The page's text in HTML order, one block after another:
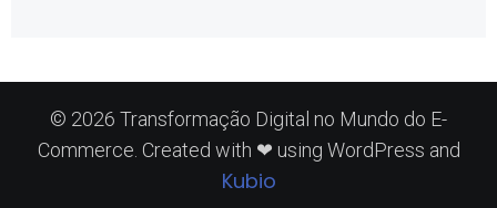
© 2026 Transformação Digital no Mundo do E-
Commerce. Created with ❤ using WordPress and
Kubio